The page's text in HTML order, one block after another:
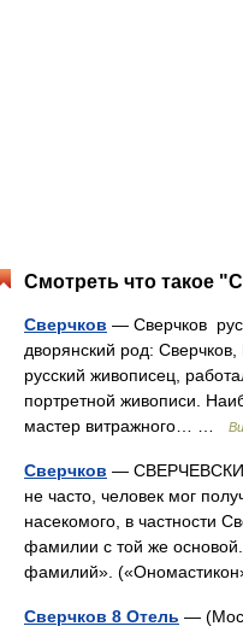
Смотреть что такое
Сверчков — Сверчков
дворянский род:
русский живописец,
портретной живописи.
мастер витражного… …
Сверчков —
не часто, человек мог
насекомого, в частности
фамилии с той же
фамилий».
Сверчков 8 Отель —